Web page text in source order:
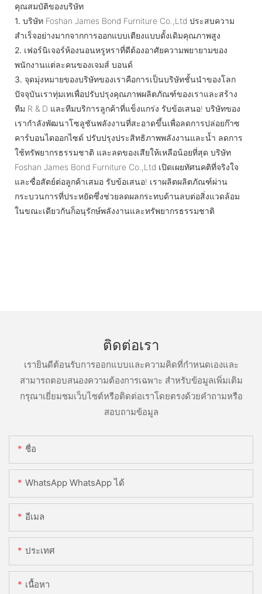
คุณสมบัติของบริษัท
1. บริษัท Foshan James Bond Furniture Co.,Ltd ประสบความ
สำเร็จอย่างมากจากการออกแบบเตียงแบบดั้งเดิมคุณภาพสูง
2. เฟอร์นิเจอร์ห้องนอนหรูหราที่ดีต้องอาศัยความพยายามของ
พนักงานแต่ละคนของเจมส์ บอนด์
3. จุดมุ่งหมายของบริษัทของเราคือการเป็นบริษัทชั้นนำของโลก
ปัจจุบันเราทุ่มเทเพื่อปรับปรุงคุณภาพผลิตภัณฑ์ของเราและสร้าง
ทีม R & D และทีมบริการลูกค้าที่แข็งแกร่ง รับข้อเสนอ! บริษัทของ
เรากำลังพัฒนาโซลูชันพลังงานที่สะอาดขึ้นเพื่อลดการปล่อยก๊าซ
คาร์บอนไดออกไซด์ ปรับปรุงประสิทธิภาพพลังงานและน้ำ ลดการ
ใช้ทรัพยากรธรรมชาติ และลดของเสียให้เหลือน้อยที่สุด บริษัท
Foshan James Bond Furniture Co.,Ltd เปิดเผยทัศนคติที่จริงใจ
และซื่อสัตย์ต่อลูกค้าเสมอ รับข้อเสนอ! เราผลิตผลิตภัณฑ์ผ่าน
กระบวนการที่ประหยัดซึ่งช่วยลดผลกระทบด้านลบต่อสิ่งแวดล้อม
ในขณะเดียวกันก็อนุรักษ์พลังงานและทรัพยากรธรรมชาติ
ติดต่อเรา
เรายินดีต้อนรับการออกแบบและความคิดที่กำหนดเองและ
สามารถตอบสนองความต้องการเฉพาะ สำหรับข้อมูลเพิ่มเติม
กรุณาเยี่ยมชมเว็บไซต์หรือติดต่อเราโดยตรงด้วยคำถามหรือ
สอบถามข้อมูล
ชื่อ
WhatsApp WhatsApp ได้
อีเมล
ประเทศ
เนื้อหา